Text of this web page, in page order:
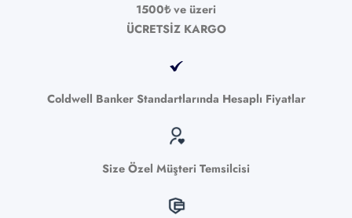
1500₺ ve üzeri
ÜCRETSİZ KARGO
Coldwell Banker Standartlarında Hesaplı Fiyatlar
Size Özel Müşteri Temsilcisi